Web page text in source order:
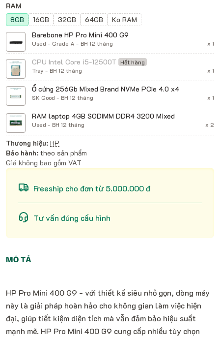
RAM
8GB
16GB 32GB 64GB
Ko RAM
Barebone HP Pro Mini 400 G9
Used - Grade A - BH 12 tháng x 1
CPU Intel Core i5-12500T Hết hàng
Tray - BH 12 tháng
x 1
Ổ cứng 256Gb Mixed Brand NVMe PCIe 4.0 x4
SK Good - BH 12 tháng x 1
RAM laptop 4GB SODIMM DDR4 3200 Mixed
Used - BH 12 tháng x 2
Thương hiệu: HP
Bảo hành: theo sản phẩm
Giá không bao gồm VAT
Freeship cho đơn từ 5.000.000 đ
Tư vấn đúng cấu hình
MÔ TẢ
HP Pro Mini 400 G9 - với thiết kế siêu nhỏ gọn, dòng máy
này là giải pháp hoàn hảo cho không gian làm việc hiện
đại, giúp tiết kiệm diện tích mà vẫn đảm bảo hiệu suất
mạnh mẽ. HP Pro Mini 400 G9 cung cấp nhiều tùy chọn